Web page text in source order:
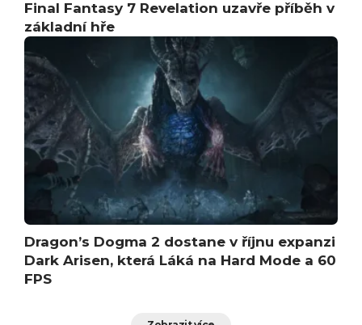
Final Fantasy 7 Revelation uzavře příběh v
základní hře
Dragon’s Dogma 2 dostane v říjnu expanzi
Dark Arisen, která Láká na Hard Mode a 60
FPS